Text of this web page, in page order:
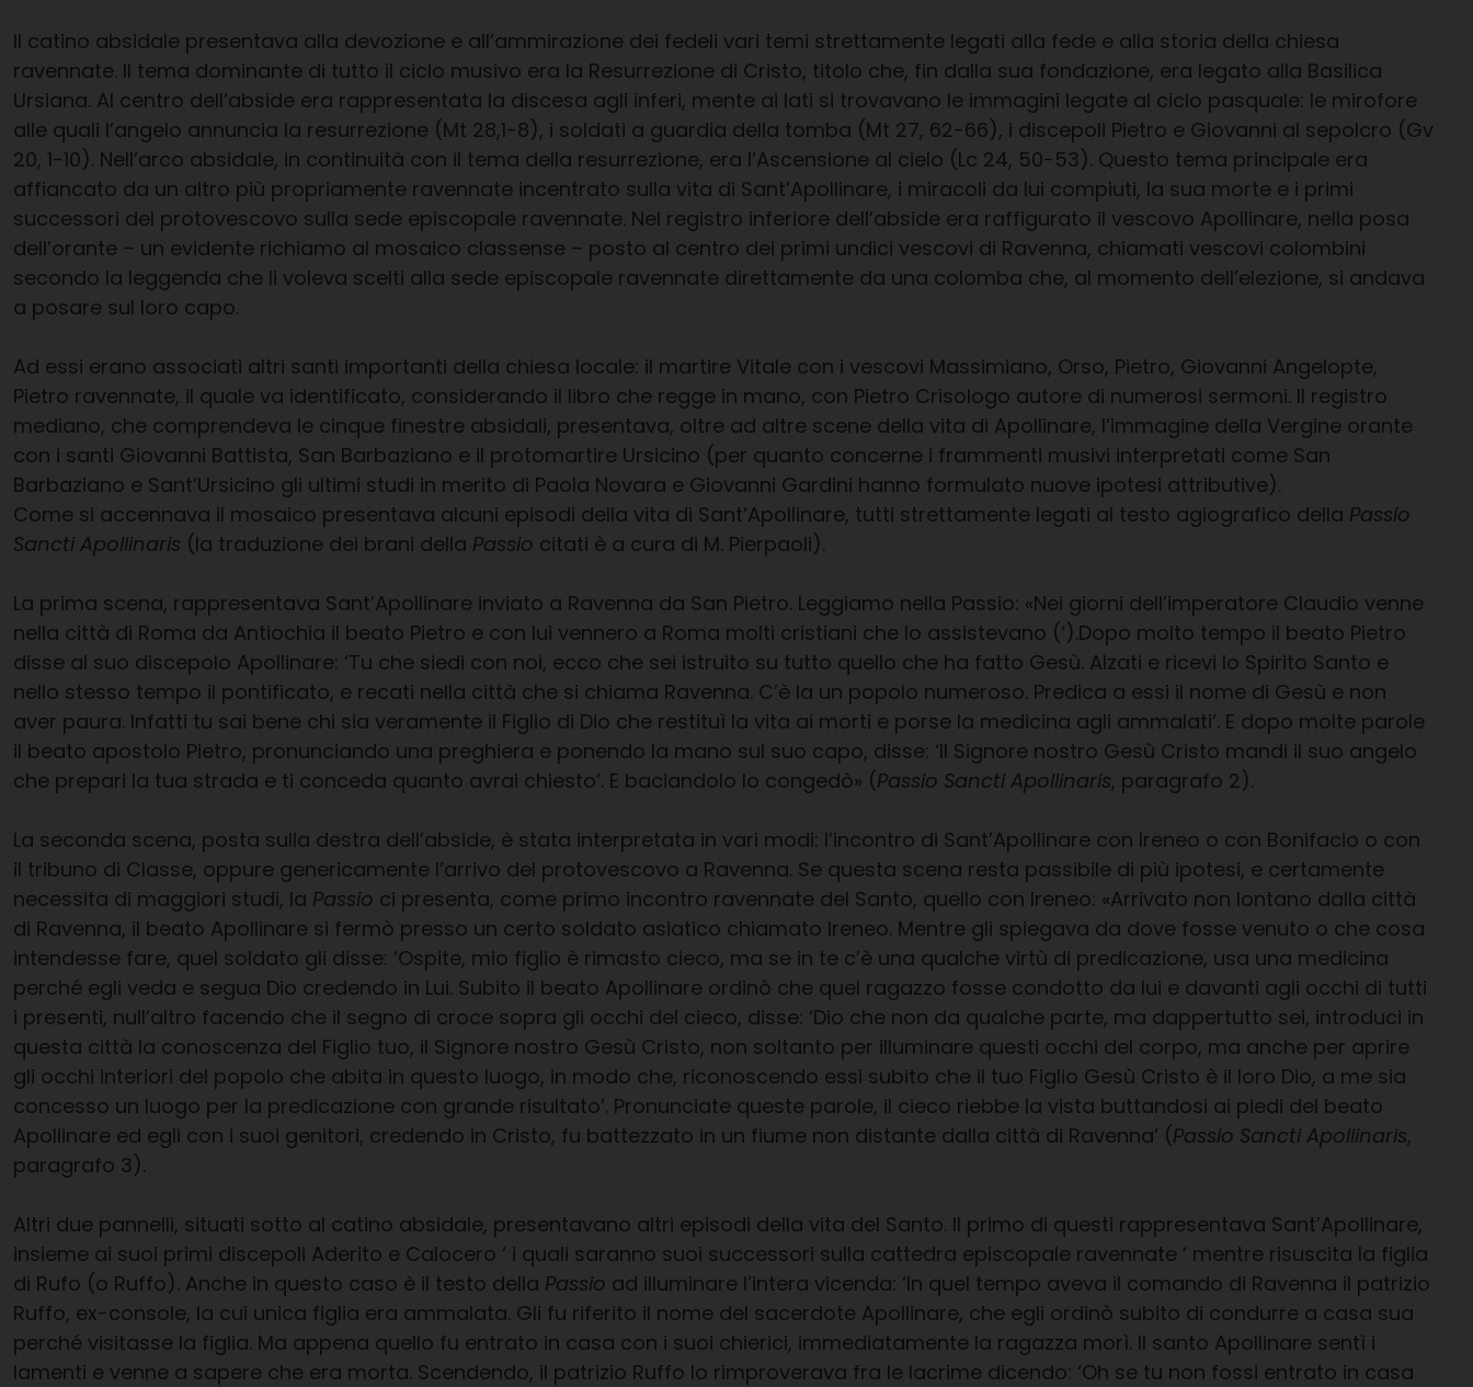
Il catino absidale presentava alla devozione e all’ammirazione dei fedeli vari temi strettamente legati alla fede e alla storia della chiesa
ravennate. Il tema dominante di tutto il ciclo musivo era la Resurrezione di Cristo, titolo che, fin dalla sua fondazione, era legato alla Basilica
Ursiana. Al centro dell’abside era rappresentata la discesa agli inferi, mente ai lati si trovavano le immagini legate al ciclo pasquale: le mirofore
alle quali l’angelo annuncia la resurrezione (Mt 28,1-8), i soldati a guardia della tomba (Mt 27, 62-66), i discepoli Pietro e Giovanni al sepolcro (Gv
20, 1-10). Nell’arco absidale, in continuità con il tema della resurrezione, era l’Ascensione al cielo (Lc 24, 50-53). Questo tema principale era
affiancato da un altro più propriamente ravennate incentrato sulla vita di Sant’Apollinare, i miracoli da lui compiuti, la sua morte e i primi
successori del protovescovo sulla sede episcopale ravennate. Nel registro inferiore dell’abside era raffigurato il vescovo Apollinare, nella posa
dell’orante – un evidente richiamo al mosaico classense – posto al centro dei primi undici vescovi di Ravenna, chiamati vescovi colombini
secondo la leggenda che li voleva scelti alla sede episcopale ravennate direttamente da una colomba che, al momento dell’elezione, si andava
a posare sul loro capo.
Ad essi erano associati altri santi importanti della chiesa locale: il martire Vitale con i vescovi Massimiano, Orso, Pietro, Giovanni Angelopte,
Pietro ravennate, il quale va identificato, considerando il libro che regge in mano, con Pietro Crisologo autore di numerosi sermoni. Il registro
mediano, che comprendeva le cinque finestre absidali, presentava, oltre ad altre scene della vita di Apollinare, l’immagine della Vergine orante
con i santi Giovanni Battista, San Barbaziano e il protomartire Ursicino (per quanto concerne i frammenti musivi interpretati come San
Barbaziano e Sant’Ursicino gli ultimi studi in merito di Paola Novara e Giovanni Gardini hanno formulato nuove ipotesi attributive).
Come si accennava il mosaico presentava alcuni episodi della vita di Sant’Apollinare, tutti strettamente legati al testo agiografico della Passio
Sancti Apollinaris (la traduzione dei brani della Passio citati è a cura di M. Pierpaoli).
La prima scena, rappresentava Sant’Apollinare inviato a Ravenna da San Pietro. Leggiamo nella Passio: «Nei giorni dell’imperatore Claudio venne
nella città di Roma da Antiochia il beato Pietro e con lui vennero a Roma molti cristiani che lo assistevano (‘).Dopo molto tempo il beato Pietro
disse al suo discepolo Apollinare: ‘Tu che siedi con noi, ecco che sei istruito su tutto quello che ha fatto Gesù. Alzati e ricevi lo Spirito Santo e
nello stesso tempo il pontificato, e recati nella città che si chiama Ravenna. C’è la un popolo numeroso. Predica a essi il nome di Gesù e non
aver paura. Infatti tu sai bene chi sia veramente il Figlio di Dio che restituì la vita ai morti e porse la medicina agli ammalati’. E dopo molte parole
il beato apostolo Pietro, pronunciando una preghiera e ponendo la mano sul suo capo, disse: ‘Il Signore nostro Gesù Cristo mandi il suo angelo
che prepari la tua strada e ti conceda quanto avrai chiesto’. E baciandolo lo congedò» (Passio Sancti Apollinaris, paragrafo 2).
La seconda scena, posta sulla destra dell’abside, è stata interpretata in vari modi: l’incontro di Sant’Apollinare con Ireneo o con Bonifacio o con
il tribuno di Classe, oppure genericamente l’arrivo del protovescovo a Ravenna. Se questa scena resta passibile di più ipotesi, e certamente
necessita di maggiori studi, la Passio ci presenta, come primo incontro ravennate del Santo, quello con Ireneo: «Arrivato non lontano dalla città
di Ravenna, il beato Apollinare si fermò presso un certo soldato asiatico chiamato Ireneo. Mentre gli spiegava da dove fosse venuto o che cosa
intendesse fare, quel soldato gli disse: ‘Ospite, mio figlio è rimasto cieco, ma se in te c’è una qualche virtù di predicazione, usa una medicina
perché egli veda e segua Dio credendo in Lui. Subito il beato Apollinare ordinò che quel ragazzo fosse condotto da lui e davanti agli occhi di tutti
i presenti, null’altro facendo che il segno di croce sopra gli occhi del cieco, disse: ‘Dio che non da qualche parte, ma dappertutto sei, introduci in
questa città la conoscenza del Figlio tuo, il Signore nostro Gesù Cristo, non soltanto per illuminare questi occhi del corpo, ma anche per aprire
gli occhi interiori del popolo che abita in questo luogo, in modo che, riconoscendo essi subito che il tuo Figlio Gesù Cristo è il loro Dio, a me sia
concesso un luogo per la predicazione con grande risultato’. Pronunciate queste parole, il cieco riebbe la vista buttandosi ai piedi del beato
Apollinare ed egli con i suoi genitori, credendo in Cristo, fu battezzato in un fiume non distante dalla città di Ravenna’ (Passio Sancti Apollinaris,
paragrafo 3).
Altri due pannelli, situati sotto al catino absidale, presentavano altri episodi della vita del Santo. Il primo di questi rappresentava Sant’Apollinare,
insieme ai suoi primi discepoli Aderito e Calocero ‘ i quali saranno suoi successori sulla cattedra episcopale ravennate ‘ mentre risuscita la figlia
di Rufo (o Ruffo). Anche in questo caso è il testo della Passio ad illuminare l’intera vicenda: ‘In quel tempo aveva il comando di Ravenna il patrizio
Ruffo, ex-console, la cui unica figlia era ammalata. Gli fu riferito il nome del sacerdote Apollinare, che egli ordinò subito di condurre a casa sua
perché visitasse la figlia. Ma appena quello fu entrato in casa con i suoi chierici, immediatamente la ragazza morì. Il santo Apollinare sentì i
lamenti e venne a sapere che era morta. Scendendo, il patrizio Ruffo lo rimproverava fra le lacrime dicendo: ‘Oh se tu non fossi entrato in casa